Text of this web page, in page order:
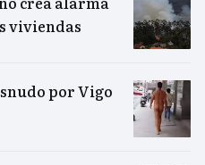
viviendas
por Vigo